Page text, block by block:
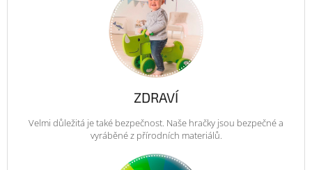
ZDRAVÍ
Velmi důležitá je také bezpečnost. Naše hračky jsou bezpečné a
vyráběné z přírodních materiálů.